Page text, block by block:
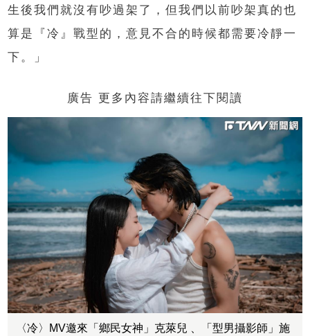
生後我們就沒有吵過架了，但我們以前吵架真的也
算是『冷』戰型的，意見不合的時候都需要冷靜一
下。」
廣告 更多內容請繼續往下閱讀
〈冷〉MV邀來「鄉民女神」克萊兒 、「型男攝影師」施